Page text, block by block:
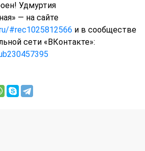
Удмуртия
— на сайте
#rec1025812566 и в сообществе
сети «ВКонтакте»: